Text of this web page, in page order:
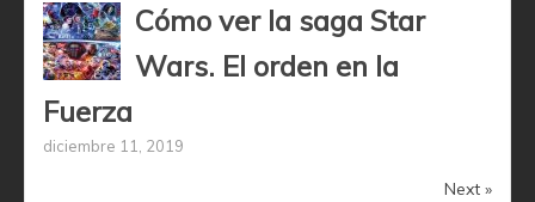
Cómo ver la saga Star
Wars. El orden en la
Fuerza
diciembre 11, 2019
Next »